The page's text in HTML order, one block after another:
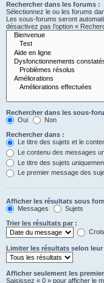
Rechercher dans les forums :
Sélectionnez le ou les forums
Les sous-forums seront
désactivez pas l’option «
Rechercher dans les sous-
Oui
Non
Rechercher dans :
Le titre des sujets et le
Le contenu des messages
Le titre des sujets
Le premier message des
Afficher les résultats sous
Messages
Sujets
Trier les résultats par :
Limiter les résultats selon
Afficher seulement les
Saisissez « 0 » pour afficher le